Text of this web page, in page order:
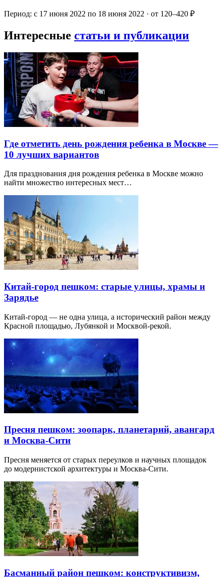
Период: с 17 июня 2022 по 18 июня 2022 · от 120–420 ₽
Интересные статьи и публикации
Где отметить день рождения ребенка в Москве —
10 лучших вариантов
Для празднования дня рождения ребенка в Москве можно
найти множество интересных мест…
Китай-город пешком: старые улицы, храмы и
Зарядье
Китай-город — не одна улица, а исторический район между
Красной площадью, Лубянкой и Москвой-рекой.
Пресня пешком: зоопарк, планетарий, авангард
и Москва-Сити
Пресня меняется от старых переулков и научных площадок
до модернистской архитектуры и Москва-Сити.
Басманный район пешком: конструктивизм,